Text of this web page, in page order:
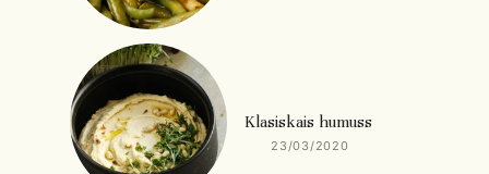
Klasiskais humuss
23/03/2020